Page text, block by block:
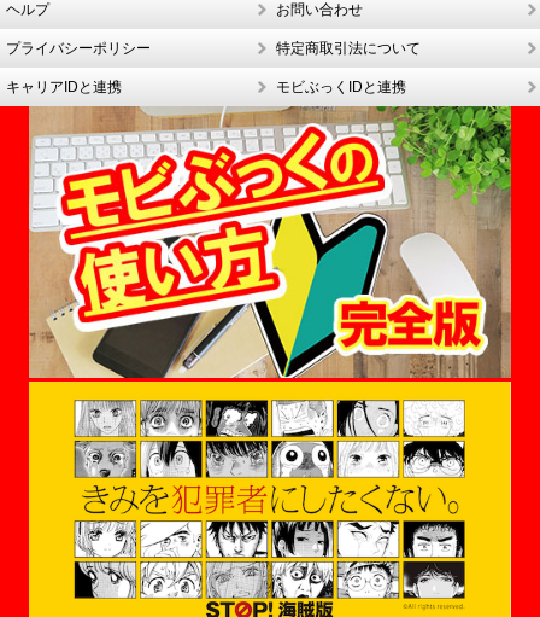
ヘルプ お問い合わせ
プライバシーポリシー 特定商取引法について
キャリアIDと連携 モビぶっくIDと連携